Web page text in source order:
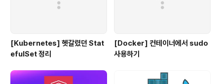
[Kubernetes] 헷갈렸던 Stat
efulSet 정리
[Docker] 컨테이너에서 sudo
사용하기